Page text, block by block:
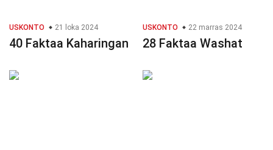
USKONTO 21 loka 2024
40 Faktaa Kaharingan
USKONTO 22 marras 2024
28 Faktaa Washat